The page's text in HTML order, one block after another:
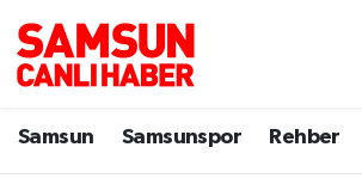
Samsun Samsunspor Rehber
Samsun
Samsun Nöbetçi Eczaneler
Samsun Hava Durumu